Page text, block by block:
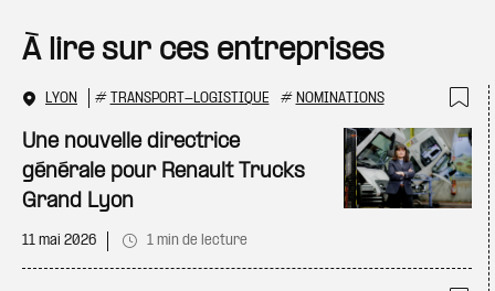
À lire sur ces entreprises
LYON # TRANSPORT-LOGISTIQUE # NOMINATIONS
Une nouvelle directrice
générale pour Renault Trucks
Grand Lyon
11 mai 2026 1 min de lecture